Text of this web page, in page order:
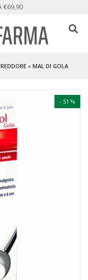
€69,90
» MAL DI GOLA
- 51 %